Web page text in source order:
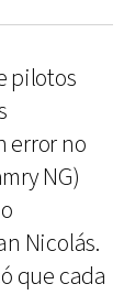
pilotos
error no
NG)
Nicolás.
que cada